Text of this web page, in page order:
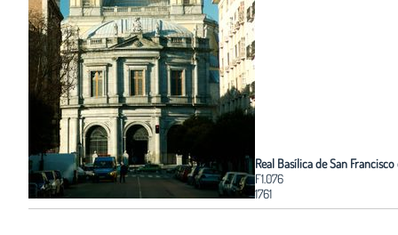
Real Basílica de San
F1.076
1761